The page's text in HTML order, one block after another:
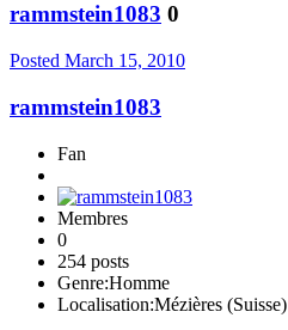
rammstein1083 0
Posted March 15, 2010
rammstein1083
Fan
Membres
0
254 posts
Genre:Homme
Localisation:Mézières (Suisse)